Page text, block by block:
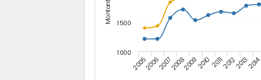
200520062007200820092010 2011201220132014
1 000
1 500